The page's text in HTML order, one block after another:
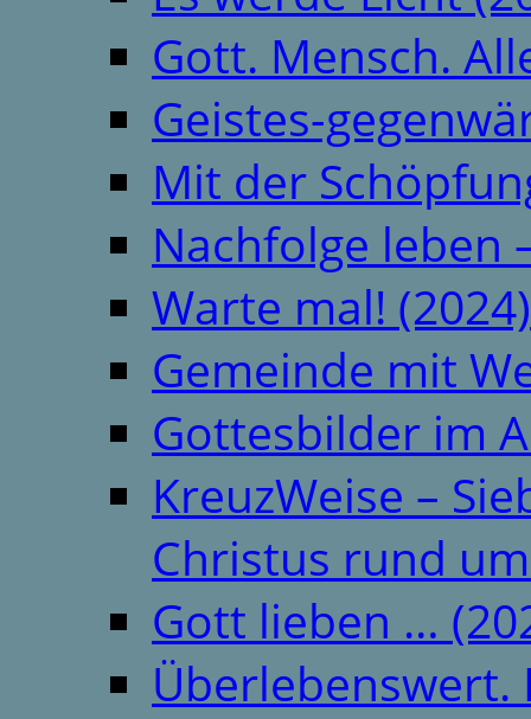
Gott. Mensch.
Geistes-
Mit der
Nachfolge leben
Warte mal! (2024)
Gemeinde mit
Gottesbilder im
KreuzWeise –
Christus rund
Gott lieben …
Überlebenswert.